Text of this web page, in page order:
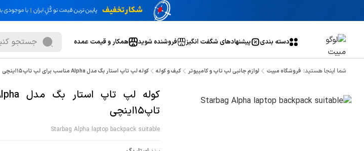
دسته بندی پیشنهاد‌های شگفت انگیز فروشنده شوید همکار و قیمت عمده
شما اینجا هستید: فروشگاه مبیت لوازم جانبی لپ تاپ و کامپیوتر کیف و کوله کوله لپ تاپ استار بگ مدل Alpha مناسب برای لپ تاپ15اینچی
تاپ15اینچی
Starbag Alpha laptop backpack suitable